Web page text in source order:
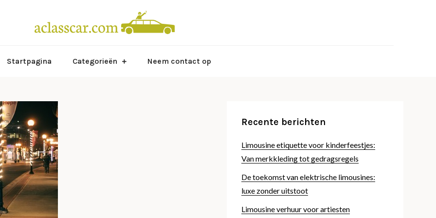
Startpagina Categorieën Neem contact op
Recente berichten
Limousine etiquette voor kinderfeestjes:
Van merkkleding tot gedragsregels
De toekomst van elektrische limousines:
luxe zonder uitstoot
Limousine verhuur voor artiesten